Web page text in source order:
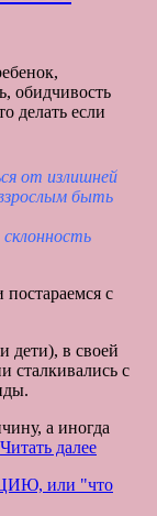
от излишней
быть
с
дети), в своей
сталкивались с
а иногда
Читать далееЧТО
ЕСЛИ
или "что